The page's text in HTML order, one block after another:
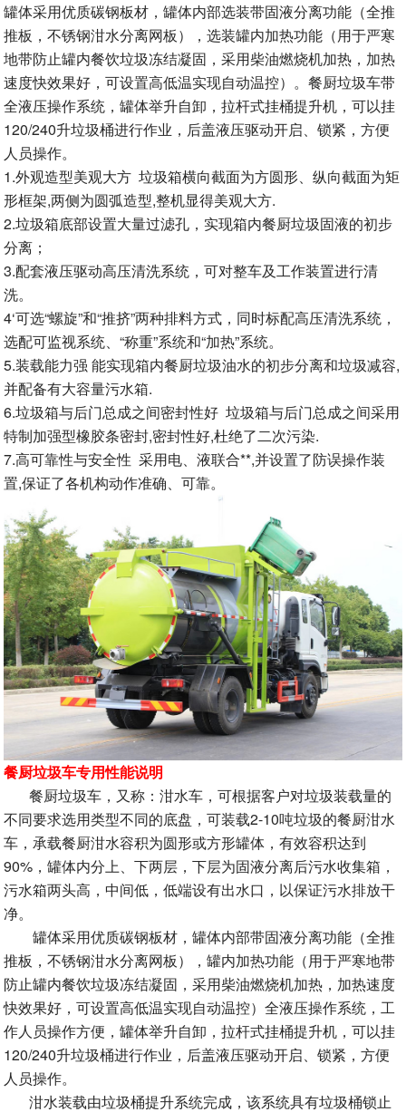
罐体采用优质碳钢板材，罐体内部选装带固液分离功能（全推
推板，不锈钢泔水分离网板），选装罐内加热功能（用于严寒
地带防止罐内餐饮垃圾冻结凝固，采用柴油燃烧机加热，加热
速度快效果好，可设置高低温实现自动温控）。餐厨垃圾车带
全液压操作系统，罐体举升自卸，拉杆式挂桶提升机，可以挂
120/240升垃圾桶进行作业，后盖液压驱动开启、锁紧，方便
人员操作。
1.外观造型美观大方 垃圾箱横向截面为方圆形、纵向截面为矩
形框架,两侧为圆弧造型,整机显得美观大方.
2.垃圾箱底部设置大量过滤孔，实现箱内餐厨垃圾固液的初步
分离；
3.配套液压驱动高压清洗系统，可对整车及工作装置进行清
洗。
4‘可选“螺旋”和“推挤”两种排料方式，同时标配高压清洗系统，
选配可监视系统、“称重”系统和“加热”系统。
5.装载能力强 能实现箱内餐厨垃圾油水的初步分离和垃圾减容,
并配备有大容量污水箱.
6.垃圾箱与后门总成之间密封性好 垃圾箱与后门总成之间采用
特制加强型橡胶条密封,密封性好,杜绝了二次污染.
7.高可靠性与安全性 采用电、液联合**,并设置了防误操作装
置,保证了各机构动作准确、可靠。
餐厨垃圾车专用性能说明
餐厨垃圾车，又称：泔水车，可根据客户对垃圾装载量的
不同要求选用类型不同的底盘，可装载2-10吨垃圾的餐厨泔水
车，承载餐厨泔水容积为圆形或方形罐体，有效容积达到
90%，罐体内分上、下两层，下层为固液分离后污水收集箱，
污水箱两头高，中间低，低端设有出水口，以保证污水排放干
净。
罐体采用优质碳钢板材，罐体内部带固液分离功能（全推
推板，不锈钢泔水分离网板），罐内加热功能（用于严寒地带
防止罐内餐饮垃圾冻结凝固，采用柴油燃烧机加热，加热速度
快效果好，可设置高低温实现自动温控）全液压操作系统，工
作人员操作方便，罐体举升自卸，拉杆式挂桶提升机，可以挂
120/240升垃圾桶进行作业，后盖液压驱动开启、锁紧，方便
人员操作。
泔水装载由垃圾桶提升系统完成，该系统具有垃圾桶锁止